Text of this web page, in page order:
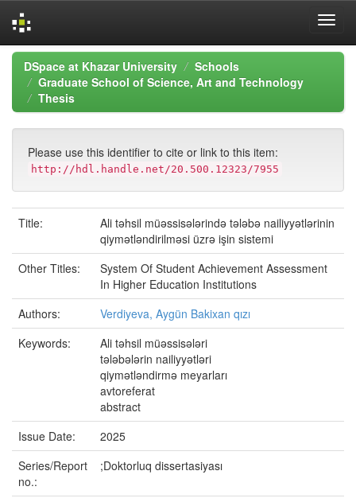
Skip
navigation
DSpace at Khazar University
Schools
Graduate School of Science, Art and Technology
Thesis
Please use this identifier to cite or link to this item:
http://hdl.handle.net/20.500.12323/7955
Title:
Ali təhsil müəssisələrində tələbə nailiyyətlərinin
qiymətləndirilməsi üzrə işin sistemi
Other Titles:
System Of Student Achievement Assessment
In Higher Education Institutions
Authors:
Verdiyeva, Aygün Bakixan qızı
Keywords:
Ali təhsil müəssisələri
tələbələrin nailiyyətləri
qiymətləndirmə meyarları
avtoreferat
abstract
Issue Date:
2025
Series/Report
no.:
;Doktorluq dissertasiyası